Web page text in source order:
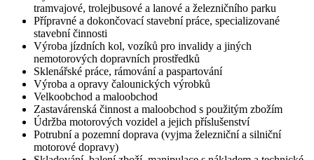
tramvajové, trolejbusové a lanové a železničního parku
Přípravné a dokončovací stavební práce, specializované
stavební činnosti
Výroba jízdních kol, vozíků pro invalidy a jiných
nemotorových dopravních prostředků
Sklenářské práce, rámování a paspartování
Výroba a opravy čalounických výrobků
Velkoobchod a maloobchod
Zastavárenská činnost a maloobchod s použitým zbožím
Údržba motorových vozidel a jejich příslušenství
Potrubní a pozemní doprava (vyjma železniční a silniční
motorové dopravy)